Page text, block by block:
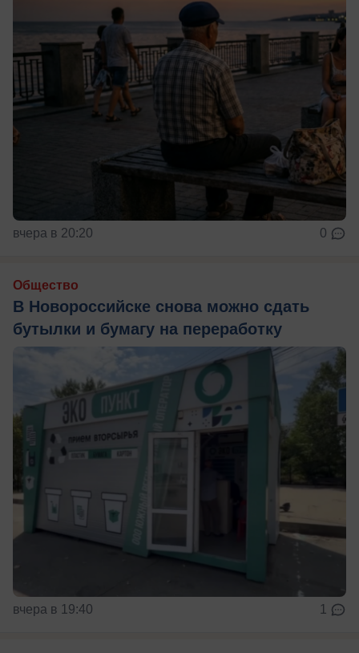
вчера в 20:20 0
Общество
В Новороссийске снова можно сдать
бутылки и бумагу на переработку
вчера в 19:40 1